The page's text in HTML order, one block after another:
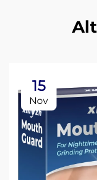
15
Nov